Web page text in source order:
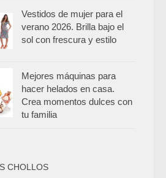
Vestidos de mujer para el
verano 2026. Brilla bajo el
sol con frescura y estilo
Mejores máquinas para
hacer helados en casa.
Crea momentos dulces con
tu familia
CHOLLOS